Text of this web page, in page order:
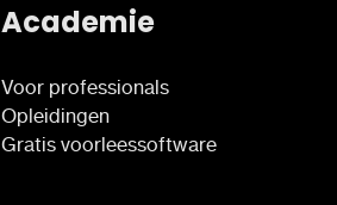
Academie
Voor professionals
Opleidingen
Gratis voorleessoftware